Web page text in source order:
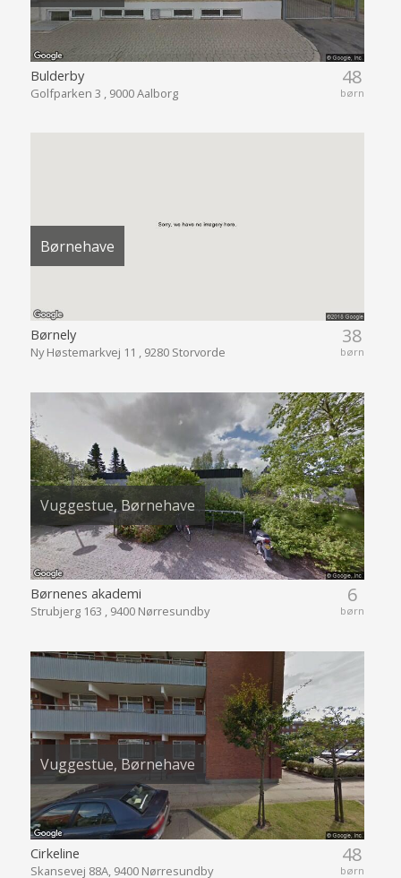
48
børn
Bulderby
Golfparken 3 , 9000 Aalborg
Børnehave
38
børn
Børnely
Ny Høstemarkvej 11 , 9280 Storvorde
Vuggestue, Børnehave
6
børn
Børnenes akademi
Strubjerg 163 , 9400 Nørresundby
Vuggestue, Børnehave
48
børn
Cirkeline
Skansevej 88A, 9400 Nørresundby